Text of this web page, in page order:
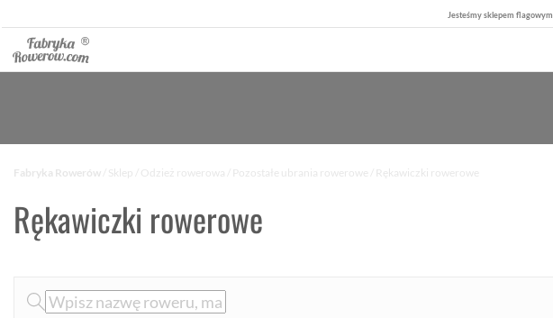
Jesteśmy sklepem flagowym
Rękawiczki rowerowe
Fabryka Rowerów Sklep Odzież rowerowa Pozostałe ubrania rowerowe / Rękawiczki rowerowe